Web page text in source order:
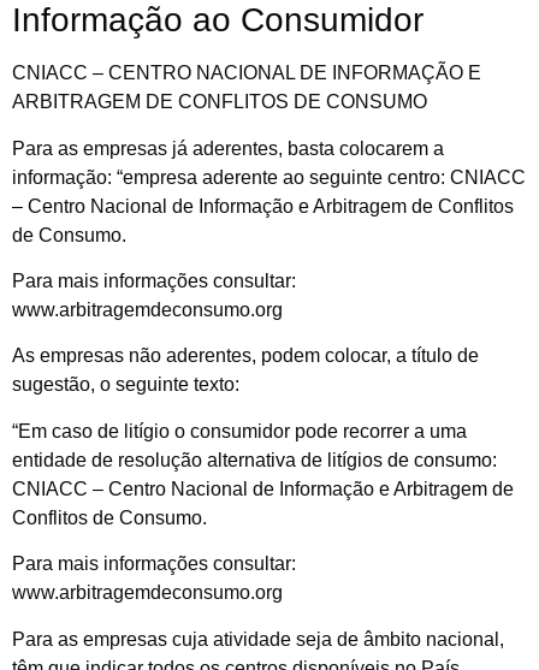
Informação ao Consumidor
CNIACC – CENTRO NACIONAL DE INFORMAÇÃO E
ARBITRAGEM DE CONFLITOS DE CONSUMO
Para as empresas já aderentes, basta colocarem a
informação: “empresa aderente ao seguinte centro: CNIACC
– Centro Nacional de Informação e Arbitragem de Conflitos
de Consumo.
Para mais informações consultar:
www.arbitragemdeconsumo.org
As empresas não aderentes, podem colocar, a título de
sugestão, o seguinte texto:
“Em caso de litígio o consumidor pode recorrer a uma
entidade de resolução alternativa de litígios de consumo:
CNIACC – Centro Nacional de Informação e Arbitragem de
Conflitos de Consumo.
Para mais informações consultar:
www.arbitragemdeconsumo.org
Para as empresas cuja atividade seja de âmbito nacional,